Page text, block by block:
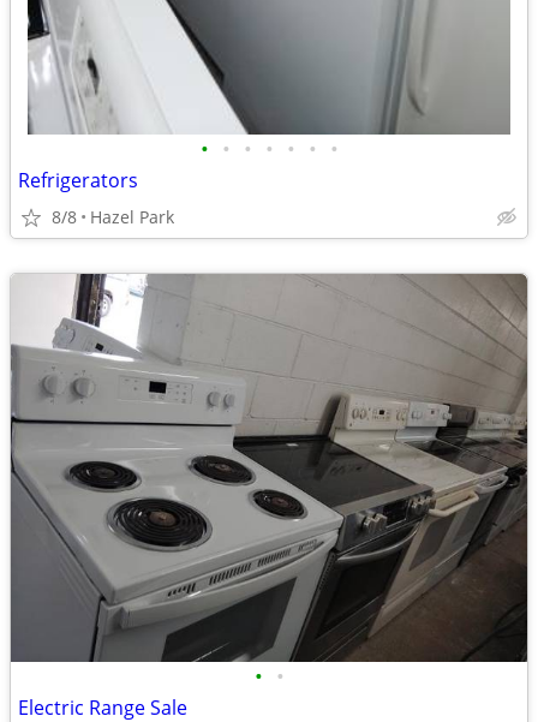
• • • • • • •
Refrigerators
8/8 Hazel Park
• •
Electric Range Sale